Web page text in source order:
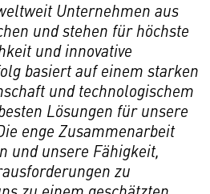
Unternehmen aus
und stehen für höchste
und innovative
basiert auf einem starken
und technologischem
Lösungen für unsere
enge Zusammenarbeit
und unsere Fähigkeit,
zu